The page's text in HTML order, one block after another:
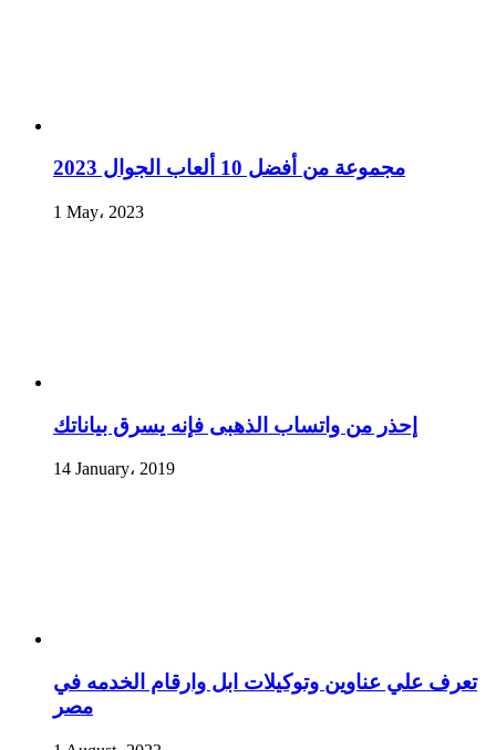
مجموعة من أفضل 10 ألعاب الجوال 2023
1 May، 2023
إحذر من واتساب الذهبى فإنه يسرق بياناتك
14 January، 2019
تعرف علي عناوين وتوكيلات ابل وارقام الخدمه في
مصر